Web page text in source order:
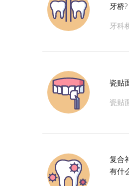
牙桥?
牙科
瓷贴
瓷贴
复合
有什